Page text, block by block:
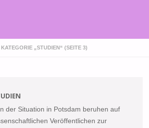
„STUDIEN“ (SEITE 3)
der Situation in Potsdam beruhen auf
Veröffentlichen zur